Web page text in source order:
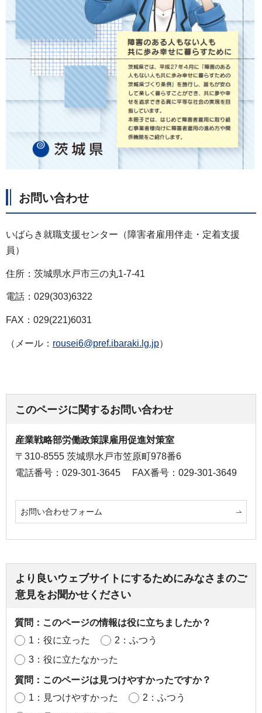
お問い合わせ
いばらき就職支援センター（障害者雇用伴走・定着支援
員）
住所：茨城県水戸市三の丸1-7-41
電話：029(303)6322
FAX：029(221)6031
（メール： rousei6@pref.ibaraki.lg.jp）
このページに関するお問い合わせ
産業戦略部労働政策課雇用促進対策室
〒310-8555 茨城県水戸市笠原町978番6
電話番号：029-301-3645
FAX番号：029-301-3649
お問い合わせフォーム
より良いウェブサイトにするためにみなさまのご
意見をお聞かせください
質問：このページの情報は役に立ちましたか？
1：役に立った
2：ふつう
3：役に立たなかった
質問：このページは見つけやすかったですか？
1：見つけやすかった
2：ふつう